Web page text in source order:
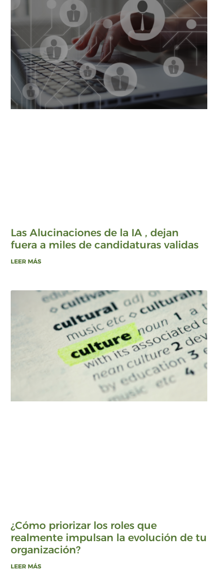
Las Alucinaciones de la IA , dejan
fuera a miles de candidaturas validas
LEER MÁS
¿Cómo priorizar los roles que
realmente impulsan la evolución de tu
organización?
LEER MÁS